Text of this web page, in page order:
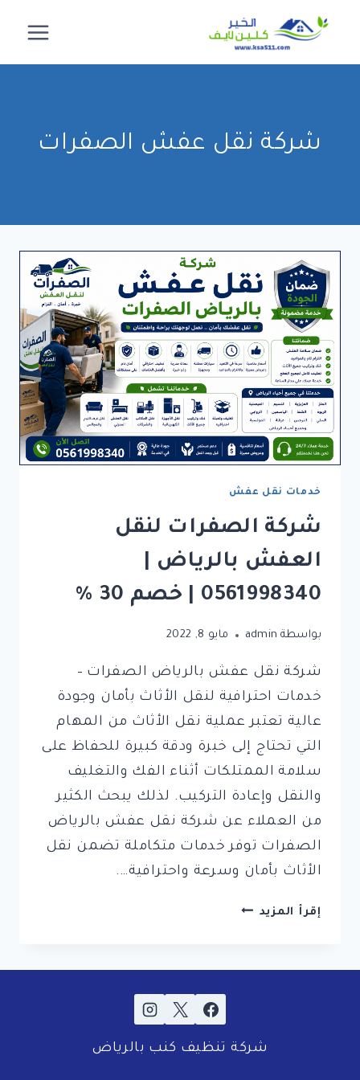
المحتوى
شركة نقل عفش الصفرات
خدمات نقل عفش
شركة الصفرات لنقل
العفش بالرياض |
0561998340 | خصم 30 %
بواسطة admin مايو 8, 2022
شركة نقل عفش بالرياض الصفرات –
خدمات احترافية لنقل الأثاث بأمان وجودة
عالية تعتبر عملية نقل الأثاث من المهام
التي تحتاج إلى خبرة ودقة كبيرة للحفاظ على
سلامة الممتلكات أثناء الفك والتغليف
والنقل وإعادة التركيب. لذلك يبحث الكثير
من العملاء عن شركة نقل عفش بالرياض
الصفرات توفر خدمات متكاملة تضمن نقل
الأثاث بأمان وسرعة واحترافية….
إقرأ المزيد شركة
العفش
|
شركة تنظيف كنب بالرياض